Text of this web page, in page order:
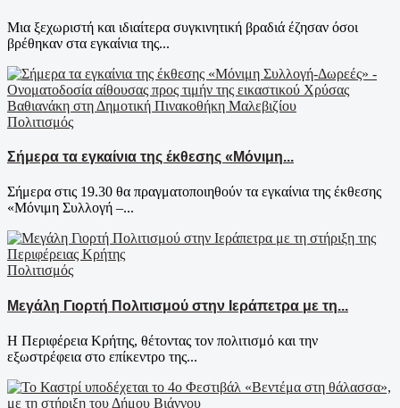
Μια ξεχωριστή και ιδιαίτερα συγκινητική βραδιά έζησαν όσοι
βρέθηκαν στα εγκαίνια της...
Πολιτισμός
Σήμερα τα εγκαίνια της έκθεσης «Μόνιμη...
Σήμερα στις 19.30 θα πραγματοποιηθούν τα εγκαίνια της έκθεσης
«Μόνιμη Συλλογή –...
Πολιτισμός
Μεγάλη Γιορτή Πολιτισμού στην Ιεράπετρα με τη...
Η Περιφέρεια Κρήτης, θέτοντας τον πολιτισμό και την
εξωστρέφεια στο επίκεντρο της...